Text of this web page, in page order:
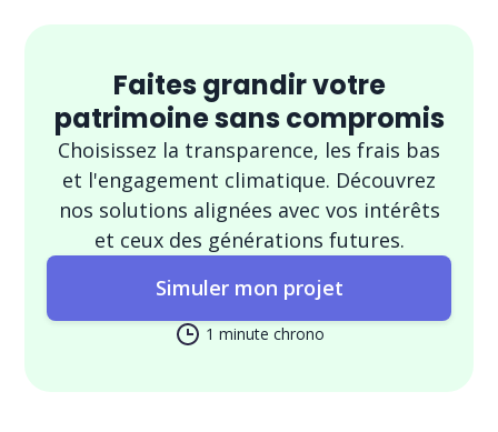
Faites grandir votre
patrimoine sans compromis
Choisissez la transparence, les frais bas
et l'engagement climatique. Découvrez
nos solutions alignées avec vos intérêts
et ceux des générations futures.
Simuler mon projet
1 minute chrono